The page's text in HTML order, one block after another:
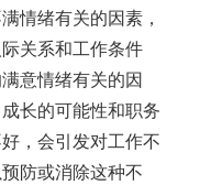
情绪有关的因素，
关系和工作条件
意情绪有关的因
长的可能性和职务
，会引发对工作不
防或消除这种不